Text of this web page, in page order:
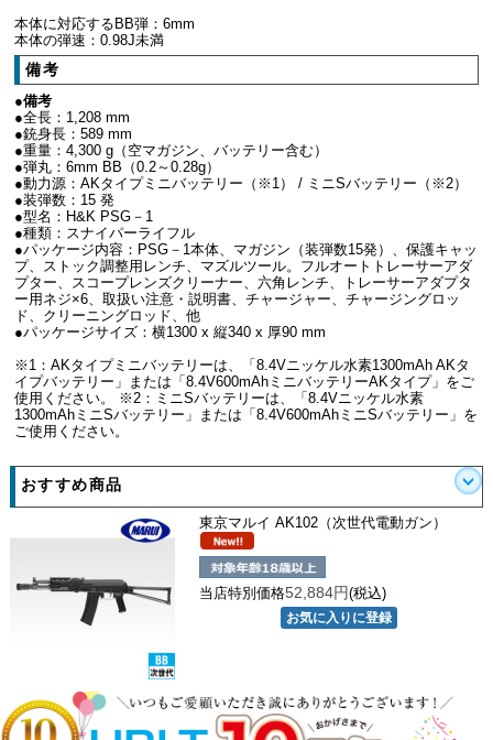
本体に対応するBB弾：6mm
本体の弾速：0.98J未満
備考
●備考
●全長：1,208 mm
●銃身長：589 mm
●重量：4,300 g（空マガジン、バッテリー含む）
●弾丸：6mm BB（0.2～0.28g）
●動力源：AKタイプミニバッテリー（※1） / ミニSバッテリー（※2）
●装弾数：15 発
●型名：H&K PSG－1
●種類：スナイパーライフル
●パッケージ内容：PSG－1本体、マガジン（装弾数15発）、保護キャッ
プ、ストック調整用レンチ、マズルツール。フルオートトレーサーアダ
プター、スコープレンズクリーナー、六角レンチ、トレーサーアダプタ
ー用ネジ×6、取扱い注意・説明書、チャージャー、チャージングロッ
ド、クリーニングロッド、他
●パッケージサイズ：横1300 x 縦340 x 厚90 mm
※1：AKタイプミニバッテリーは、「8.4Vニッケル水素1300mAh AKタ
イプバッテリー」または「8.4V600mAhミニバッテリーAKタイプ」をご
使用ください。 ※2：ミニSバッテリーは、「8.4Vニッケル水素
1300mAhミニSバッテリー」または「8.4V600mAhミニSバッテリー」を
ご使用ください。
おすすめ商品
東京マルイ AK102（次世代電動ガン）
当店特別価格52,884円(税込)